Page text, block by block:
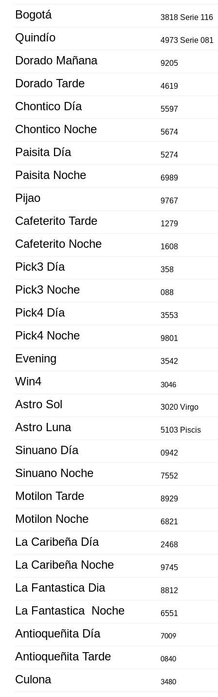
Bogotá 3818 Serie 116
Quindío 4973 Serie 081
Dorado Mañana 9205
Dorado Tarde 4619
Chontico Día 5597
Chontico Noche 5674
Paisita Día 5274
Paisita Noche 6989
Pijao 9767
Cafeterito Tarde 1279
Cafeterito Noche 1608
Pick3 Día 358
Pick3 Noche 088
Pick4 Día 3553
Pick4 Noche 9801
Evening 3542
Win4 3046
Astro Sol 3020 Virgo
Astro Luna 5103 Piscis
Sinuano Día 0942
Sinuano Noche 7552
Motilon Tarde 8929
Motilon Noche 6821
La Caribeña Día 2468
La Caribeña Noche 9745
La Fantastica Dia 8812
La Fantastica Noche 6551
Antioqueñita Día 7009
Antioqueñita Tarde 0840
Culona 3480